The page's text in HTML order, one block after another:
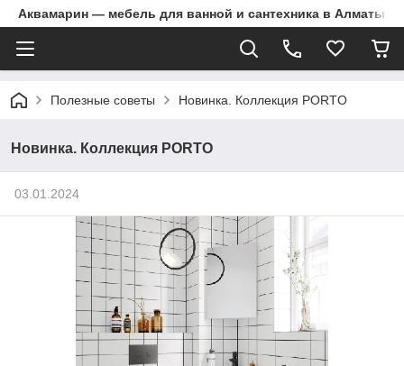
Аквамарин — мебель для ванной и сантехника в Алматы |
Полезные советы Новинка. Коллекция PORTO
Новинка. Коллекция PORTO
03.01.2024